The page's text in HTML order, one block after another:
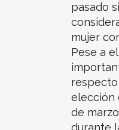
pasado
mujer
Pese a
respecto
elección
de
durante